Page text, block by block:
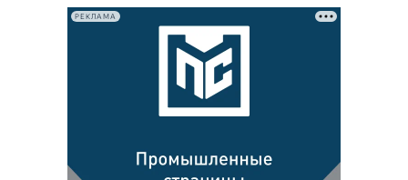
РЕКЛАМА